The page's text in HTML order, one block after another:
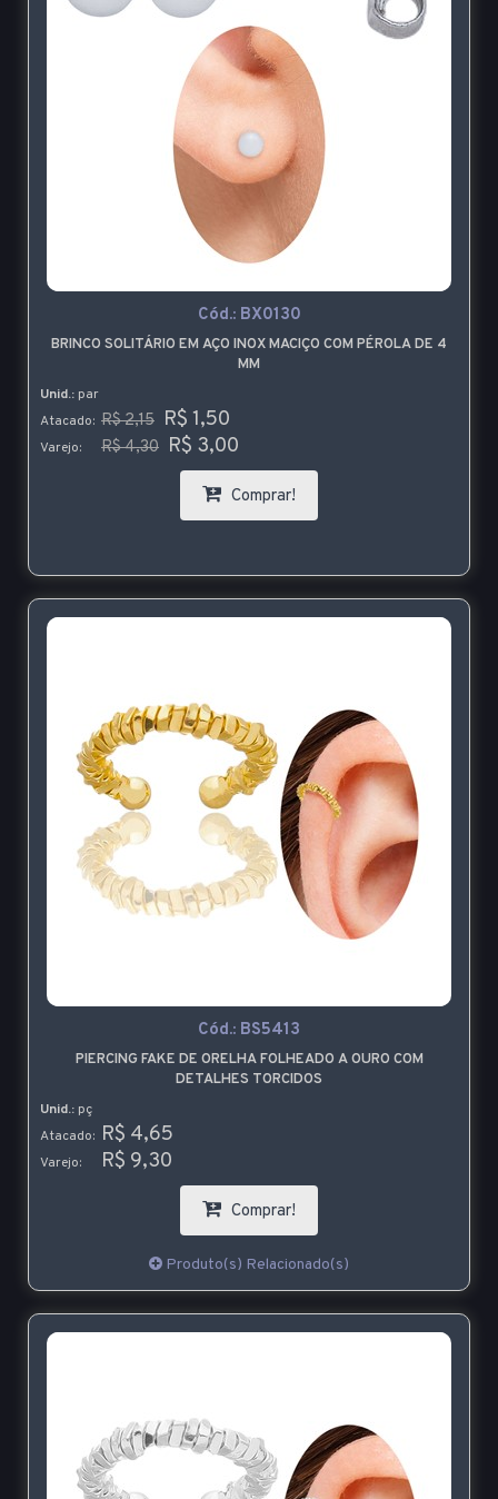
Cód.: BX0130
BRINCO SOLITÁRIO EM AÇO INOX MACIÇO COM PÉROLA DE 4
MM
Unid.: par
Atacado: R$ 2,15 R$ 1,50
Varejo: R$ 4,30 R$ 3,00
Comprar!
Cód.: BS5413
PIERCING FAKE DE ORELHA FOLHEADO A OURO COM
DETALHES TORCIDOS
Unid.: pç
Atacado: R$ 4,65
Varejo: R$ 9,30
Comprar!
Produto(s) Relacionado(s)